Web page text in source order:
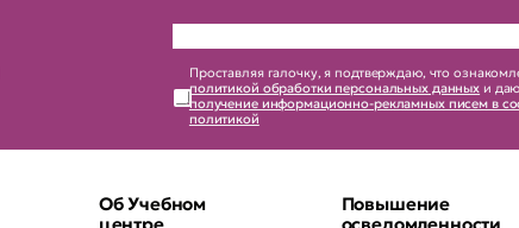
Проставляя галочку, я подтверждаю, что
политикой обработки персональных данных и
получение информационно-рекламных писем в
политикой
Об Учебном
Повышение